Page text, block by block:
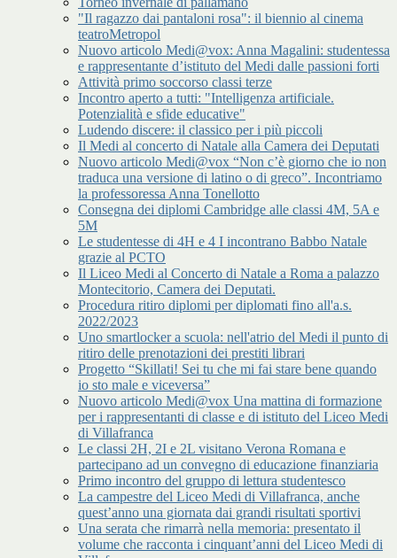
"Il ragazzo dai pantaloni rosa": il biennio al cinema
teatroMetropol
Nuovo articolo Medi@vox: Anna Magalini: studentessa
e rappresentante d’istituto del Medi dalle passioni forti
Attività primo soccorso classi terze
Incontro aperto a tutti: "Intelligenza artificiale.
Potenzialità e sfide educative"
Ludendo discere: il classico per i più piccoli
Il Medi al concerto di Natale alla Camera dei Deputati
Nuovo articolo Medi@vox “Non c’è giorno che io non
traduca una versione di latino o di greco”. Incontriamo
la professoressa Anna Tonellotto
Consegna dei diplomi Cambridge alle classi 4M, 5A e
5M
Le studentesse di 4H e 4 I incontrano Babbo Natale
grazie al PCTO
Il Liceo Medi al Concerto di Natale a Roma a palazzo
Montecitorio, Camera dei Deputati.
Procedura ritiro diplomi per diplomati fino all'a.s.
2022/2023
Uno smartlocker a scuola: nell'atrio del Medi il punto di
ritiro delle prenotazioni dei prestiti librari
Progetto “Skillati! Sei tu che mi fai stare bene quando
io sto male e viceversa”
Nuovo articolo Medi@vox Una mattina di formazione
per i rappresentanti di classe e di istituto del Liceo Medi
di Villafranca
Le classi 2H, 2I e 2L visitano Verona Romana e
partecipano ad un convegno di educazione finanziaria
Primo incontro del gruppo di lettura studentesco
La campestre del Liceo Medi di Villafranca, anche
quest’anno una giornata dai grandi risultati sportivi
Una serata che rimarrà nella memoria: presentato il
volume che racconta i cinquant’anni del Liceo Medi di